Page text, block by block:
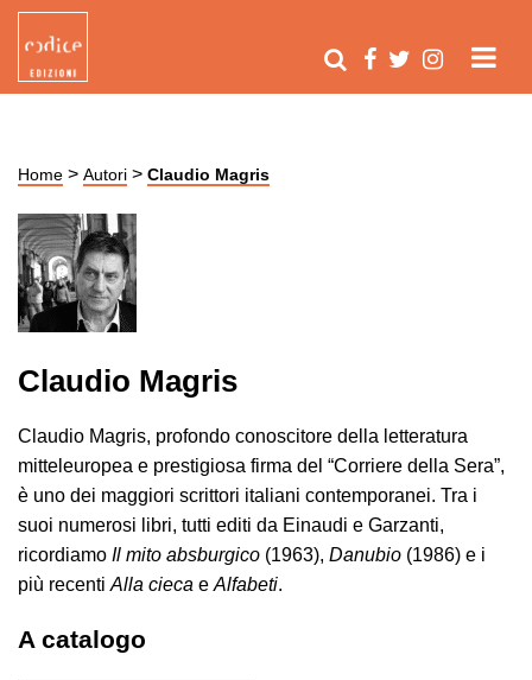
Home > Autori > Claudio Magris
Claudio Magris
Claudio Magris, profondo conoscitore della letteratura
mitteleuropea e prestigiosa firma del “Corriere della Sera”,
è uno dei maggiori scrittori italiani contemporanei. Tra i
suoi numerosi libri, tutti editi da Einaudi e Garzanti,
ricordiamo Il mito absburgico (1963), Danubio (1986) e i
più recenti Alla cieca e Alfabeti.
A catalogo